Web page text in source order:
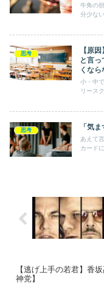
牛角の
分少な
思考
【原
と言
くなら
小・中
リース
思考 「気
あえて
カード
【逃げ上手の若君】香
神党】